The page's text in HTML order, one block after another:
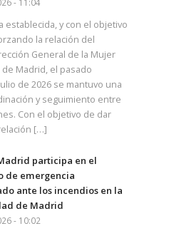
establecida, y con el objetivo
la relación del
General de la Mujer
Madrid, el pasado
de 2026 se mantuvo una
y seguimiento entre
Con el objetivo de dar
[…]
participa en el
de emergencia
ante los incendios en la
de Madrid
- 10:02